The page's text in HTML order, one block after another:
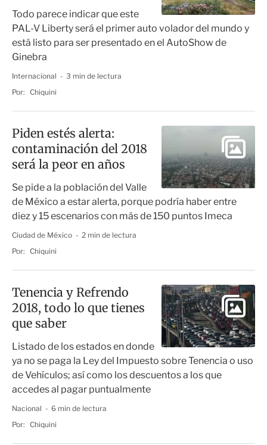
Todo parece indicar que este
PAL-V Liberty será el primer auto volador del mundo y
está listo para ser presentado en el AutoShow de
Ginebra
Internacional
3 min de lectura
Por: Chiquini
Piden estés alerta:
contaminación del 2018
será la peor en años
Se pide a la población del Valle
de México a estar alerta, porque podría haber entre
diez y 15 escenarios con más de 150 puntos Imeca
Ciudad de México
2 min de lectura
Por: Chiquini
Tenencia y Refrendo
2018, todo lo que tienes
que saber
Listado de los estados en donde
ya no se paga la Ley del Impuesto sobre Tenencia o uso
de Vehículos; así como los descuentos a los que
accedes al pagar puntualmente
Nacional
6 min de lectura
Por: Chiquini